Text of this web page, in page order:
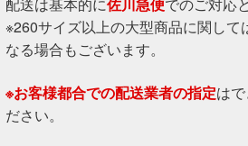
配送は基本的に佐川急便でのご対応
※260サイズ以上の大型商品に関して
なる場合もございます。
※お客様都合での配送業者の指定は
ださい。